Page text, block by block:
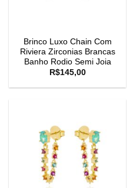
Brinco Luxo Chain Com
Riviera Zirconias Brancas
Banho Rodio Semi Joia
R$145,00